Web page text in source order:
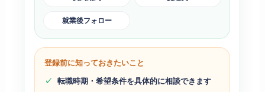
就業後フォロー
登録前に知っておきたいこと
転職時期・希望条件を具体的に相談できます